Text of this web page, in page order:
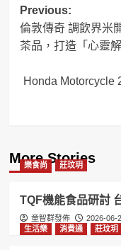
Post
Previous:
倫敦傳奇 調飲界米
茶品，打造「心靈解
Honda Motorcycle
More Stories
樂食尚 莊玟玥
TQF機能食品研討
童智群發佈
2026-06-
生活樂
消費通 莊玟玥